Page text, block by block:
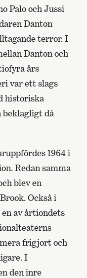
Palo och Jussi
Danton
terror. I
Danton och
års
var ett slags
historiska
beklagligt då
1964 i
Redan samma
blev en
Också i
av årtiondets
frigjort och
I
den inre